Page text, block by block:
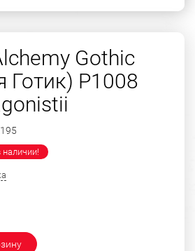
Gothic
Готик) P1008
наличии!